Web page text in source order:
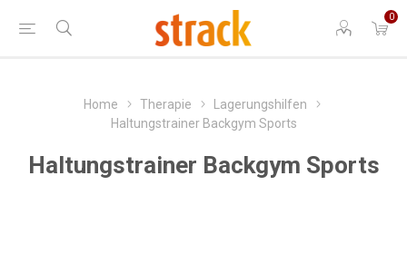
0
Home Therapie
Lagerungshilfen
Haltungstrainer Backgym Sports
Haltungstrainer Backgym Sports